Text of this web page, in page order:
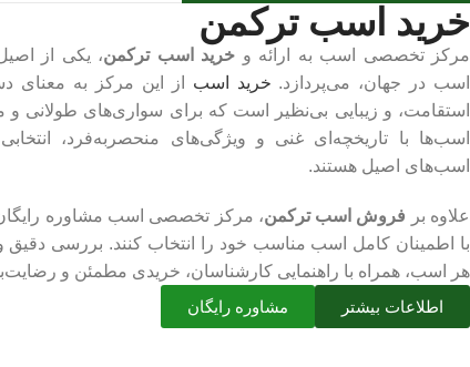
خرید اسب ترکمن
مرکز تخصصی اسب به ارائه و خرید اسب ترکمن، یکی از
اسب در جهان، می‌پردازد. خرید اسب از این مرکز به معنای
استقامت، و زیبایی بی‌نظیر است که برای سواری‌های طولانی و
اسب‌ها با تاریخچه‌ای غنی و ویژگی‌های منحصربه‌فرد،
اسب‌های اصیل هستند.
علاوه بر فروش اسب ترکمن، مرکز تخصصی اسب مشاوره رایگان
با اطمینان کامل اسب مناسب خود را انتخاب کنند. بررسی
هر اسب، همراه با راهنمایی کارشناسان، خریدی مطمئن و
اطلاعات بیشتر
مشاوره رایگان